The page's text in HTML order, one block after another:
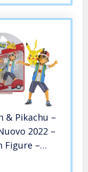
& Pikachu –
2022 –
Figure –
Giocattoli